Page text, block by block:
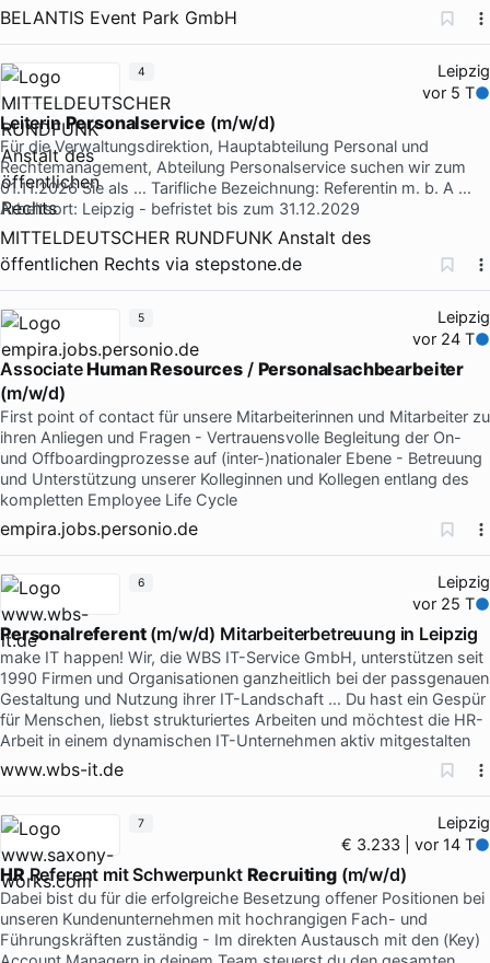
BELANTIS Event Park GmbH
Leipzig
vor 5 T
LeiterinPersonalservice (m/w/d)
Für die Verwaltungsdirektion, Hauptabteilung Personal und
Rechtemanagement, Abteilung Personalservice suchen wir zum
01.11.2026 Sie als … Tarifliche Bezeichnung: Referentin m. b. A …
Arbeitsort: Leipzig - befristet bis zum 31.12.2029
MITTELDEUTSCHER RUNDFUNK Anstalt des
öffentlichen Rechts via stepstone.de
4
Leipzig
vor 24 T
AssociateHuman Resources / Personalsachbearbeiter
(m/w/d)
First point of contact für unsere Mitarbeiterinnen und Mitarbeiter zu
ihren Anliegen und Fragen - Vertrauensvolle Begleitung der On-
und Offboardingprozesse auf (inter-)nationaler Ebene - Betreuung
und Unterstützung unserer Kolleginnen und Kollegen entlang des
kompletten Employee Life Cycle
empira.jobs.personio.de
5
Leipzig
vor 25 T
Personalreferent(m/w/d) Mitarbeiterbetreuung in Leipzig
make IT happen! Wir, die WBS IT-Service GmbH, unterstützen seit
1990 Firmen und Organisationen ganzheitlich bei der passgenauen
Gestaltung und Nutzung ihrer IT-Landschaft … Du hast ein Gespür
für Menschen, liebst strukturiertes Arbeiten und möchtest die HR-
Arbeit in einem dynamischen IT-Unternehmen aktiv mitgestalten
www.wbs-it.de
6
Leipzig
€ 3.233 | vor 14 T
HRReferent mit Schwerpunkt Recruiting(m/w/d)
Dabei bist du für die erfolgreiche Besetzung offener Positionen bei
unseren Kundenunternehmen mit hochrangigen Fach- und
Führungskräften zuständig - Im direkten Austausch mit den (Key)
7